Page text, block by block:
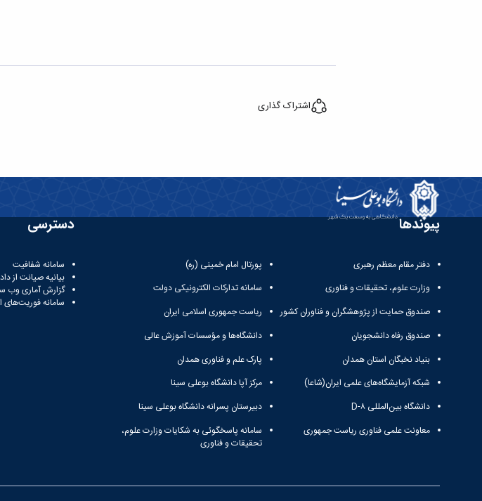
اشتراک گذاری
پیوندها
دفتر مقام معظم رهبری
وزارت علوم، تحقیقات و فناوری
صندوق حمایت از پژوهشگران و فناوران کشور
صندوق رفاه دانشجویان
بنیاد نخبگان استان همدان
شبکه آزمایشگاه‌های علمی ایران(شاعا)
دانشگاه بین‌المللی D-۸
معاونت علمی فناوری ریاست جمهوری
پورتال امام خمینی (ره)
سامانه تدارکات الکترونیکی دولت
ریاست جمهوری اسلامی ایران
دانشگاه‌ها و مؤسسات آموزش عالی
پارک علم و فناوری همدان
مرکز آپا دانشگاه بوعلی سینا
دبیرستان پسرانه دانشگاه بوعلی سینا
سامانه پاسخگوئی به شکایات وزارت علوم،
تحقیقات و فناوری
دسترسی
سامانه شفافیت
بیانیه صیانت از
گزارش آماری وب‌
سامانه فوریت‌های